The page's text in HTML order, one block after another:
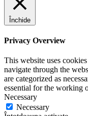
Închide
Privacy Overview
This website uses
navigate through the
are categorized as
essential for the working
Necessary
Necessary